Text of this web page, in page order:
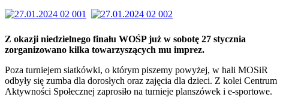
Z okazji niedzielnego finału WOŚP już w sobotę 27 stycznia
zorganizowano kilka towarzyszących mu imprez.
Poza turniejem siatkówki, o którym piszemy powyżej, w hali MOSiR
odbyły się zumba dla dorosłych oraz zajęcia dla dzieci. Z kolei Centrum
Aktywności Społecznej zaprosiło na turnieje planszówek i e-sportowe.